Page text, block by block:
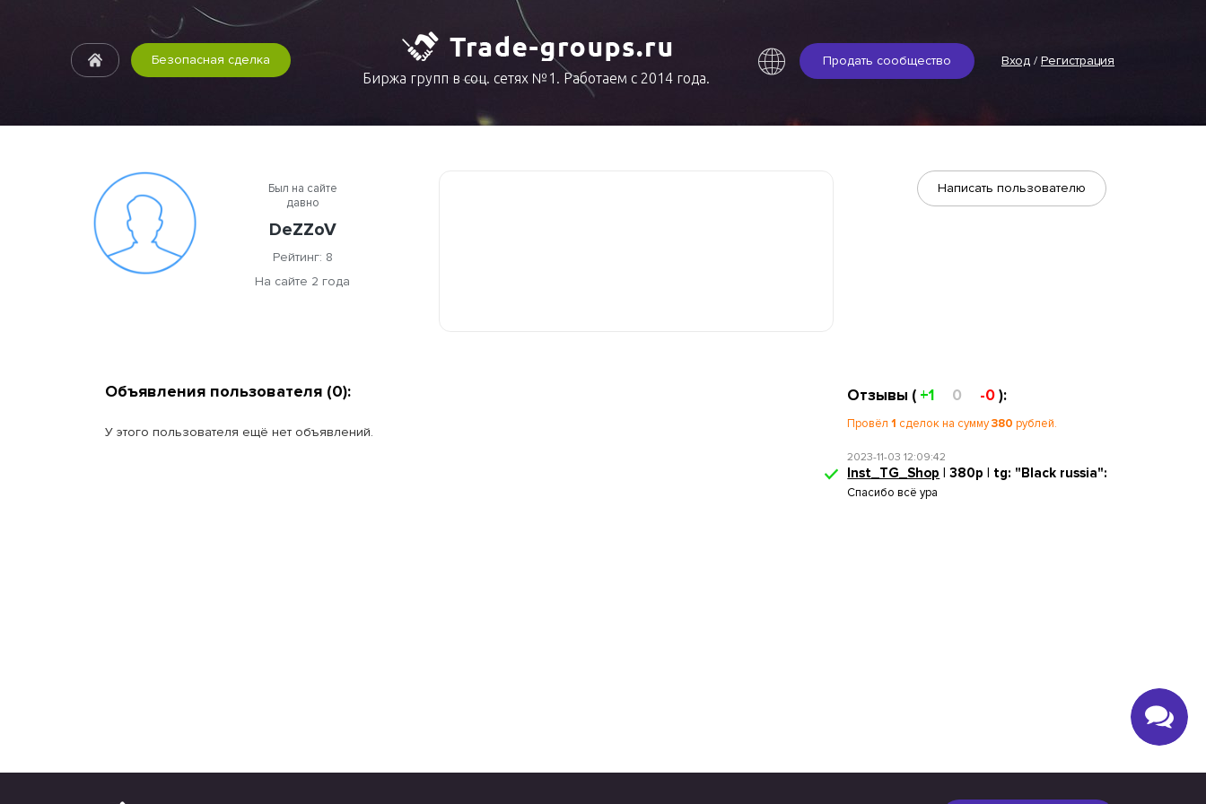
Продать сообщество Вход / Регистрация
Безопасная сделка
Биржа групп в соц. сетях №1. Работаем с 2014 года.
Был на сайте
давно
DeZZoV
Рейтинг: 8
На сайте 2 года
Написать пользователю
Объявления пользователя (0):
У этого пользователя ещё нет объявлений.
Отзывы ( +1 0 -0):
Провёл1 сделок на сумму380 рублей.
2023-11-03 12:09:42
Inst_TG_Shop | 380р | tg: "Black russia":
Спасибо всё ура